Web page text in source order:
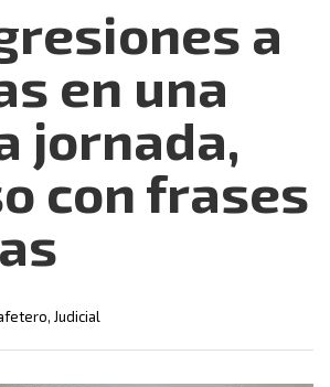
a
en una
jornada,
con frases
, Judicial